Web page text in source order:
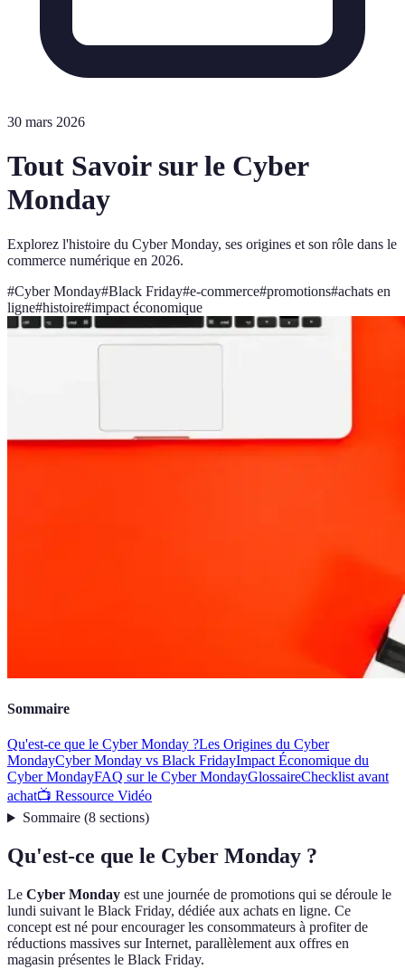
30 mars 2026
Tout Savoir sur le Cyber
Monday
Explorez l'histoire du Cyber Monday, ses origines et son rôle dans le
commerce numérique en 2026.
#Cyber Monday#Black Friday#e-commerce#promotions#achats en
ligne#histoire#impact économique
Sommaire
Qu'est-ce que le Cyber Monday ?Les Origines du Cyber
MondayCyber Monday vs Black FridayImpact Économique du
Cyber MondayFAQ sur le Cyber MondayGlossaireChecklist avant
achat📺 Ressource Vidéo
Sommaire(8 sections)
Qu'est-ce que le Cyber Monday ?
Le Cyber Monday est une journée de promotions qui se déroule le
lundi suivant le Black Friday, dédiée aux achats en ligne. Ce
concept est né pour encourager les consommateurs à profiter de
réductions massives sur Internet, parallèlement aux offres en
magasin présentes le Black Friday.